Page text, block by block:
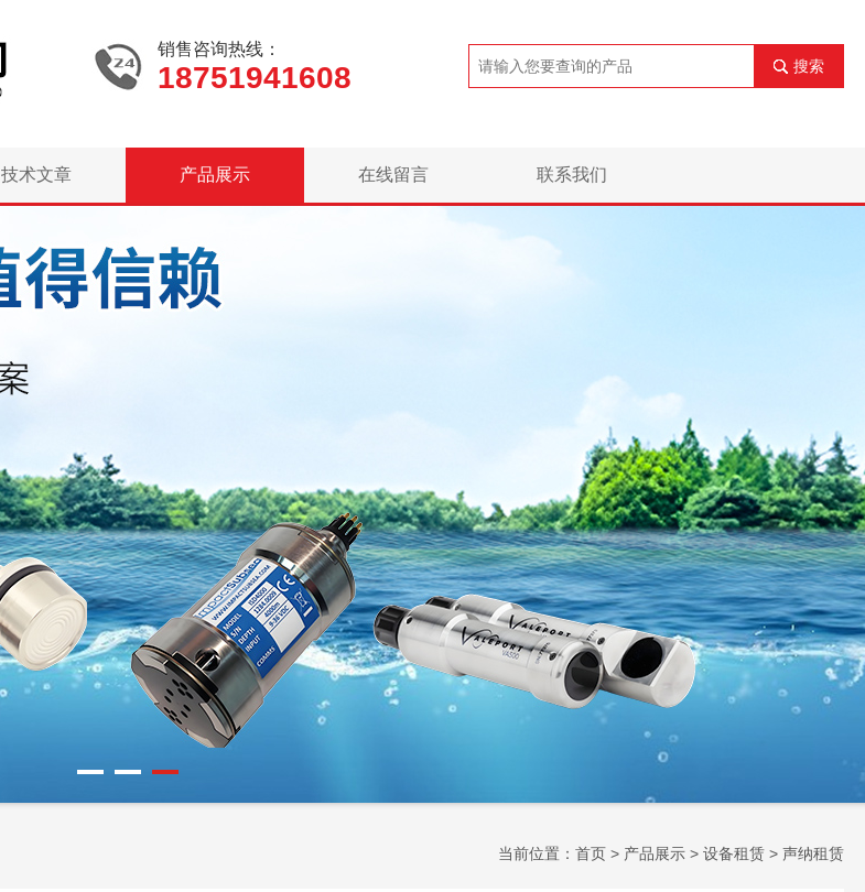
销售咨询热线：
18751941608 搜索
技术文章 产品展示 在线留言 联系我们
当前位置： 首页 > 产品展示 > 设备租赁 > 声纳租赁